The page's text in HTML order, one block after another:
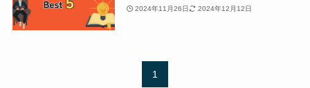
2024年11月26日 2024年12月12日
1